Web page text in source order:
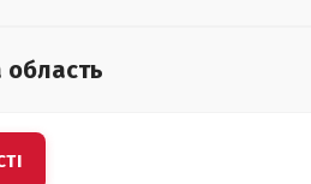
область